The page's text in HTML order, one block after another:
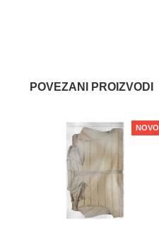
POVEZANI PROIZVODI
NOVO